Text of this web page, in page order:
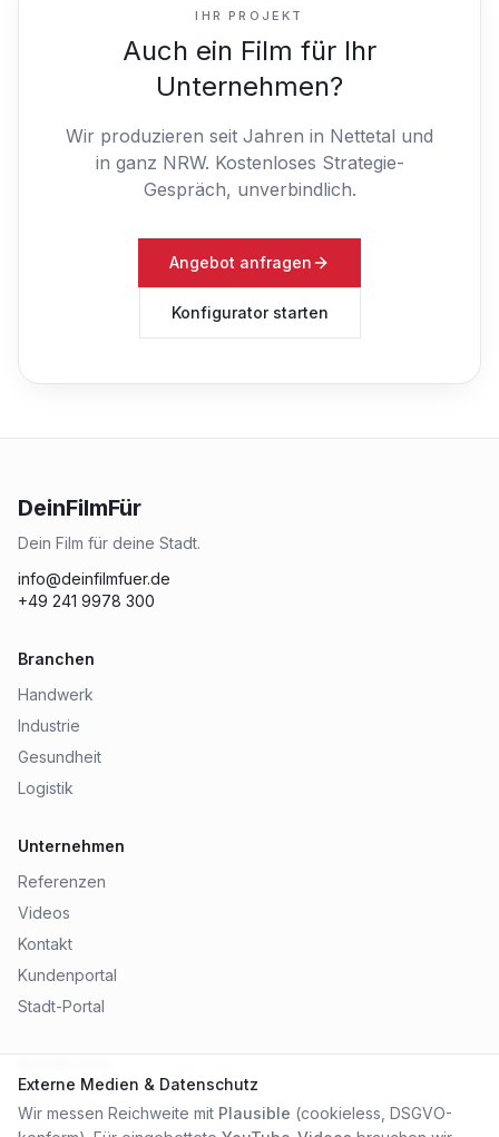
IHR PROJEKT
Auch ein Film für Ihr
Unternehmen?
Wir produzieren seit Jahren in Nettetal und
in ganz NRW. Kostenloses Strategie-
Gespräch, unverbindlich.
Angebot anfragen
Konfigurator starten
DeinFilmFür
Dein Film für deine Stadt.
info@deinfilmfuer.de
+49 241 9978 300
Branchen
Handwerk
Industrie
Gesundheit
Logistik
Unternehmen
Referenzen
Videos
Kontakt
Kundenportal
Stadt-Portal
Datenschutz
Externe Medien & Datenschutz
Wir messen Reichweite mit Plausible (cookieless, DSGVO-